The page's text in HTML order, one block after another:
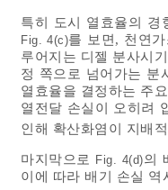
특히 도시 열효율의 경
Fig. 4(c)를 보면, 천연
루어지는 디젤 분사시
정 쪽으로 넘어가는 분
열효율을 결정하는 주
열전달 손실이 오히려
인해 확산화염이 지배
마지막으로 Fig. 4(d)의
이에 따라 배기 손실 역